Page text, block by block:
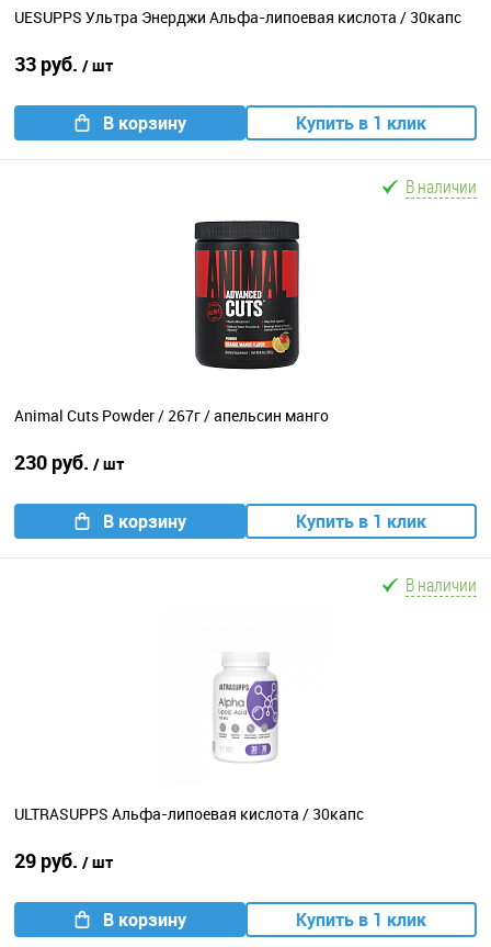
UESUPPS Ультра Энерджи Альфа-липоевая кислота / 30капс
33 руб. / шт
В корзину Купить в 1 клик
В наличии
Animal Cuts Powder / 267г / апельсин манго
230 руб. / шт
В корзину Купить в 1 клик
В наличии
ULTRASUPPS Альфа-липоевая кислота / 30капс
29 руб. / шт
В корзину Купить в 1 клик